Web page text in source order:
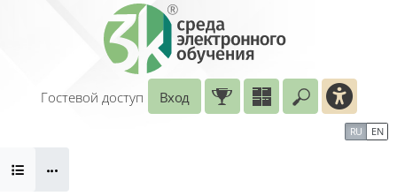
Перейти к основному содержанию
Введите
Гостевой доступ
Вход
RU EN
Блоки